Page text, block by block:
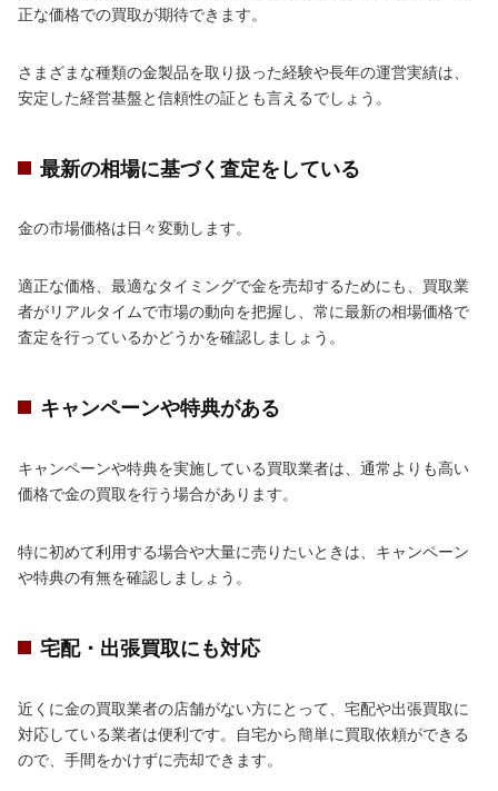
正な価格での買取が期待できます。
さまざまな種類の金製品を取り扱った経験や長年の運営実績は、
安定した経営基盤と信頼性の証とも言えるでしょう。
最新の相場に基づく査定をしている
金の市場価格は日々変動します。
適正な価格、最適なタイミングで金を売却するためにも、買取業
者がリアルタイムで市場の動向を把握し、常に最新の相場価格で
査定を行っているかどうかを確認しましょう。
キャンペーンや特典がある
キャンペーンや特典を実施している買取業者は、通常よりも高い
価格で金の買取を行う場合があります。
特に初めて利用する場合や大量に売りたいときは、キャンペーン
や特典の有無を確認しましょう。
宅配・出張買取にも対応
近くに金の買取業者の店舗がない方にとって、宅配や出張買取に
対応している業者は便利です。自宅から簡単に買取依頼ができる
ので、手間をかけずに売却できます。